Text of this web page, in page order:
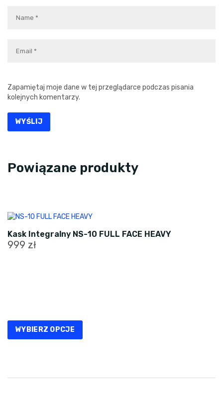
Zapamiętaj moje dane w tej przeglądarce podczas pisania
kolejnych komentarzy.
Powiązane produkty
Kask Integralny NS-10 FULL FACE HEAVY
999 zł
WYBIERZ OPCJE
wariantów.
Opcje
można
produktu